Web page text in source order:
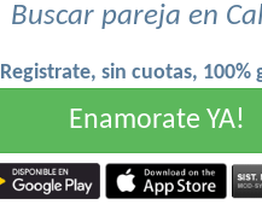
Buscar pareja en
Registrate, sin cuotas, 100%
Enamorate YA!